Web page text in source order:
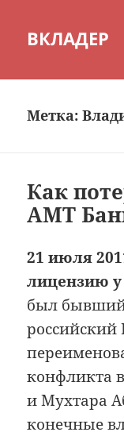
ВКЛАДЕР
Метка:
Как
АМТ
21 июля
лицензию
был бывший
российский
конфликта
и Мухтара
конечные